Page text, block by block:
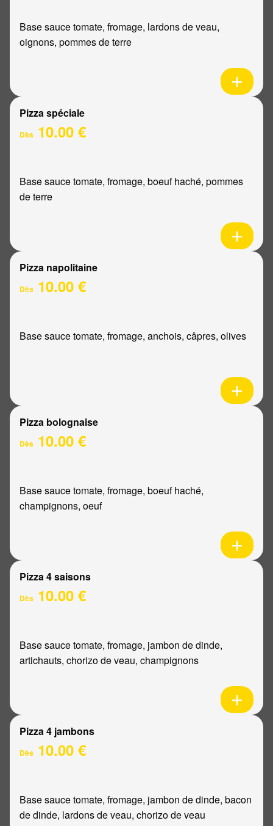
Base sauce tomate, fromage, lardons de veau,
oignons, pommes de terre
Pizza spéciale
Dès 10.00 €
Base sauce tomate, fromage, boeuf haché, pommes
de terre
Pizza napolitaine
Dès 10.00 €
Base sauce tomate, fromage, anchois, câpres, olives
Pizza bolognaise
Dès 10.00 €
Base sauce tomate, fromage, boeuf haché,
champignons, oeuf
Pizza 4 saisons
Dès 10.00 €
Base sauce tomate, fromage, jambon de dinde,
artichauts, chorizo de veau, champignons
Pizza 4 jambons
Dès 10.00 €
Base sauce tomate, fromage, jambon de dinde, bacon
de dinde, lardons de veau, chorizo de veau